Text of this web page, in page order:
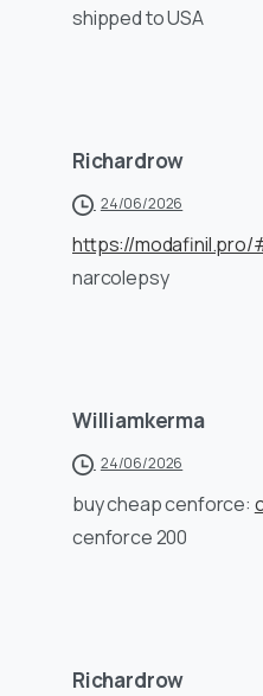
shipped to USA
Richardrow
24/06/2026
https://modafinil.pro/
narcolepsy
Williamkerma
24/06/2026
buy cheap cenforce:
cenforce 200
Richardrow